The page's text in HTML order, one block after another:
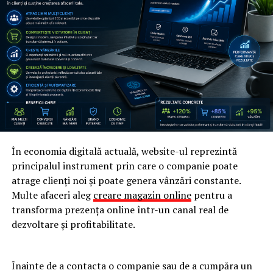
investesc înoptimizarea pentru motoarele de
căutare(SEO).
Deși orice website poate fi inclus în rezultate Google,
doar cele cu o bună optimizare internă și externă pot
ajunge pe pozițiile din top.
Înainte de a începe vezi șifactorii de clasare pe Google,
cei care influențează poziția site-ului tău în căutări.
Care sunt pașii pentru această
optimizare a site-ului?
Vezi articolul completoptimzare site pentru Google
ARTICOLE PE ACEIASI TEMA:
Cea mai buna solutie pentru inchirieri auto
În economia digitală actuală, website-ul reprezintă
principalul instrument prin care o companie poate
atrage clienți noi și poate genera vânzări constante.
Multe afaceri alegcreare magazin onlinepentru a
transforma prezența online într-un canal real de
dezvoltare și profitabilitate.
Înainte de a contacta o companie sau de a cumpăra un